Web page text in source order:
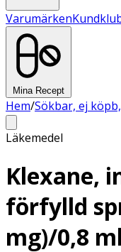
Varumärken
Mina Recept
Hem/Sökbar, ej
Läkemedel
Klexane,
förfylld
mg)/0,8